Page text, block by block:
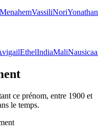
MenahemVassiliNoriYonathan
EthelIndiaMaliNausicaa
ce prénom, entre 1900 et
le temps.